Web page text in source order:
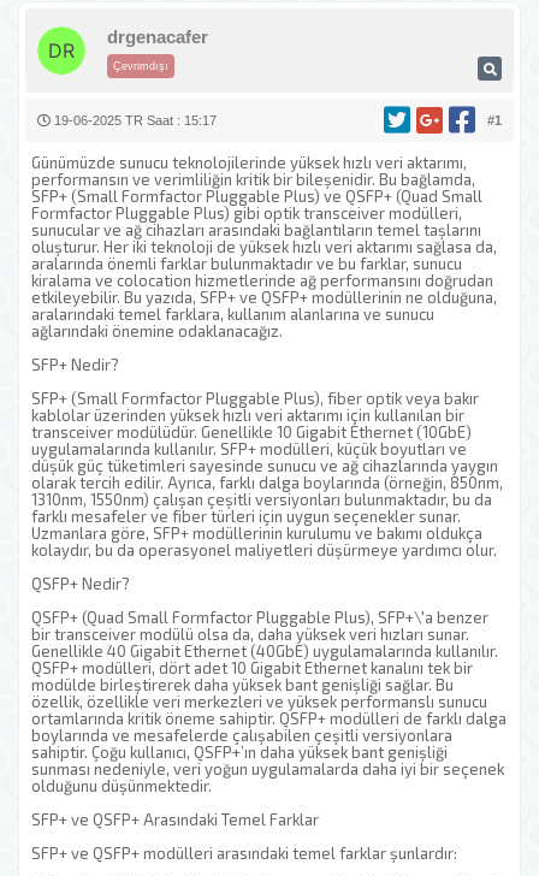
Çevrimdışı
drgenacafer
#1
19-06-2025 TR Saat : 15:17
Günümüzde sunucu teknolojilerinde yüksek hızlı veri aktarımı,
performansın ve verimliliğin kritik bir bileşenidir. Bu bağlamda,
SFP+ (Small Formfactor Pluggable Plus) ve QSFP+ (Quad Small
Formfactor Pluggable Plus) gibi optik transceiver modülleri,
sunucular ve ağ cihazları arasındaki bağlantıların temel taşlarını
oluşturur. Her iki teknoloji de yüksek hızlı veri aktarımı sağlasa da,
aralarında önemli farklar bulunmaktadır ve bu farklar, sunucu
kiralama ve colocation hizmetlerinde ağ performansını doğrudan
etkileyebilir. Bu yazıda, SFP+ ve QSFP+ modüllerinin ne olduğuna,
aralarındaki temel farklara, kullanım alanlarına ve sunucu
ağlarındaki önemine odaklanacağız.
SFP+ Nedir?
SFP+ (Small Formfactor Pluggable Plus), fiber optik veya bakır
kablolar üzerinden yüksek hızlı veri aktarımı için kullanılan bir
transceiver modülüdür. Genellikle 10 Gigabit Ethernet (10GbE)
uygulamalarında kullanılır. SFP+ modülleri, küçük boyutları ve
düşük güç tüketimleri sayesinde sunucu ve ağ cihazlarında yaygın
olarak tercih edilir. Ayrıca, farklı dalga boylarında (örneğin, 850nm,
1310nm, 1550nm) çalışan çeşitli versiyonları bulunmaktadır, bu da
farklı mesafeler ve fiber türleri için uygun seçenekler sunar.
Uzmanlara göre, SFP+ modüllerinin kurulumu ve bakımı oldukça
kolaydır, bu da operasyonel maliyetleri düşürmeye yardımcı olur.
QSFP+ Nedir?
QSFP+ (Quad Small Formfactor Pluggable Plus), SFP+\'a benzer
bir transceiver modülü olsa da, daha yüksek veri hızları sunar.
Genellikle 40 Gigabit Ethernet (40GbE) uygulamalarında kullanılır.
QSFP+ modülleri, dört adet 10 Gigabit Ethernet kanalını tek bir
modülde birleştirerek daha yüksek bant genişliği sağlar. Bu
özellik, özellikle veri merkezleri ve yüksek performanslı sunucu
ortamlarında kritik öneme sahiptir. QSFP+ modülleri de farklı dalga
boylarında ve mesafelerde çalışabilen çeşitli versiyonlara
sahiptir. Çoğu kullanıcı, QSFP+’ın daha yüksek bant genişliği
sunması nedeniyle, veri yoğun uygulamalarda daha iyi bir seçenek
olduğunu düşünmektedir.
SFP+ ve QSFP+ Arasındaki Temel Farklar
SFP+ ve QSFP+ modülleri arasındaki temel farklar şunlardır: